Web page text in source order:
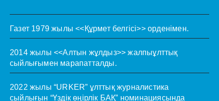
Газет 1979 жылы <<Құрмет белгісі>> орденімен.
2014 жылы <<Алтын жұлдыз>> жалпыұлттық
сыйлығымен марапатталды.
2022 жылы “URKER” ұлттық журналистика
сыйлығын “Үздік өңірлік БАҚ” номинациясында